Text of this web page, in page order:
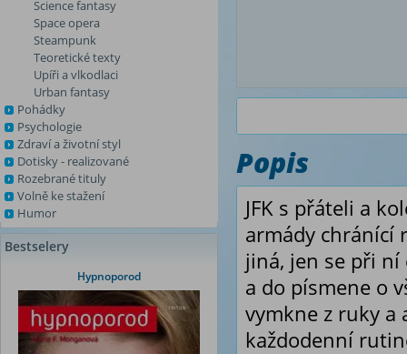
Science fantasy
Space opera
Steampunk
Teoretické texty
Upíři a vlkodlaci
Urban fantasy
Pohádky
Psychologie
Zdraví a životní styl
Dotisky - realizované
Rozebrané tituly
Volně ke stažení
Humor
Bestselery
Hypnoporod
Popis
JFK s přáteli a
armády chránící
jiná, jen se při
a do písmene o
vymkne z ruky a
každodenní